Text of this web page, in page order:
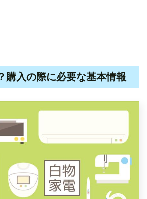
購入の際に必要な基本情報